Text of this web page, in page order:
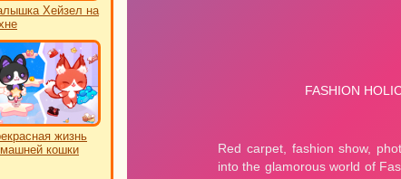
Хейзел на
жизнь
кошки